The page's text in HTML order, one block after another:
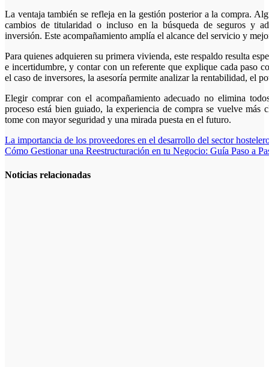
La ventaja también se refleja en la gestión posterior a la compra.
cambios de titularidad o incluso en la búsqueda de seguros y
inversión. Este acompañamiento amplía el alcance del servicio y
Para quienes adquieren su primera vivienda, este respaldo resulta
e incertidumbre, y contar con un referente que explique cada paso
el caso de inversores, la asesoría permite analizar la rentabilidad, el
Elegir comprar con el acompañamiento adecuado no elimina
proceso está bien guiado, la experiencia de compra se vuelve
tome con mayor seguridad y una mirada puesta en el futuro.
Navegación
de
entradas
La importancia de los proveedores en el desarrollo del sector
Cómo Gestionar una Reestructuración en tu Negocio: Guía Paso a
Noticias relacionadas